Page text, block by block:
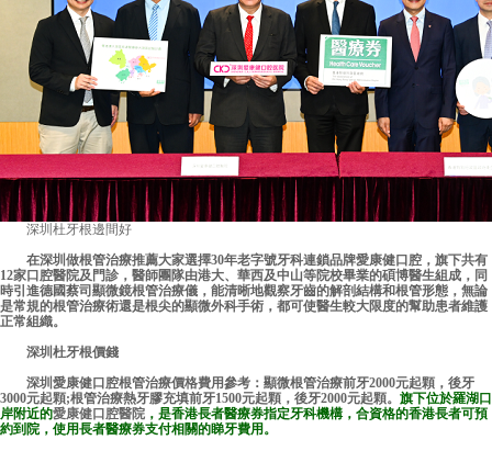
深圳杜牙根邊間好
在深圳做根管治療推薦大家選擇30年老字號牙科連鎖品牌愛康健口腔，旗下共有
12家口腔醫院及門診，醫師團隊由港大、華西及中山等院校畢業的碩博醫生組成，同
時引進德國蔡司顯微鏡根管治療儀，能清晰地觀察牙齒的解剖結構和根管形態，無論
是常規的根管治療術還是根尖的顯微外科手術，都可使醫生較大限度的幫助患者維護
正常組織。
深圳杜牙根價錢
深圳愛康健口腔根管治療價格費用參考：顯微根管治療前牙2000元起顆，後牙
3000元起顆;根管治療熱牙膠充填前牙1500元起顆，後牙2000元起顆。 旗下位於羅湖口
岸附近的愛康健口腔醫院 ，是香港長者醫療券指定牙科機構，合資格的香港長者可預
約到院，使用長者醫療券支付相關的睇牙費用。